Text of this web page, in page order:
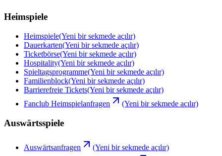
Heimspiele
Heimspiele(Yeni bir sekmede açılır)
Dauerkarten(Yeni bir sekmede açılır)
Ticketbörse(Yeni bir sekmede açılır)
Hospitality(Yeni bir sekmede açılır)
Spieltagsprogramme(Yeni bir sekmede açılır)
Familienblock(Yeni bir sekmede açılır)
Barrierefreie Tickets(Yeni bir sekmede açılır)
Fanclub Heimspielanfragen
(Yeni bir sekmede açılır)
Auswärtsspiele
Auswärtsanfragen
(Yeni bir sekmede açılır)